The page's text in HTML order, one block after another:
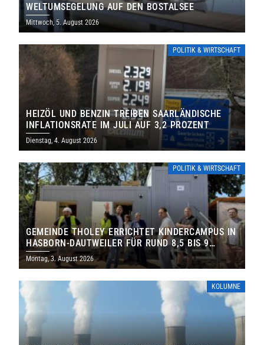
WELTUMSEGELUNG AUF DEN BOSTALSEE
Mittwoch, 5. August 2026
POLITIK & WIRTSCHAFT
HEIZÖL UND BENZIN TREIBEN SAARLÄNDISCHE
INFLATIONSRATE IM JULI AUF 3,2 PROZENT
Dienstag, 4. August 2026
POLITIK & WIRTSCHAFT
GEMEINDE THOLEY ERRICHTET KINDERCAMPUS IN
HASBORN-DAUTWEILER FÜR RUND 8,5 BIS 9
MILLIONEN EURO
Montag, 3. August 2026
KOLUMNE